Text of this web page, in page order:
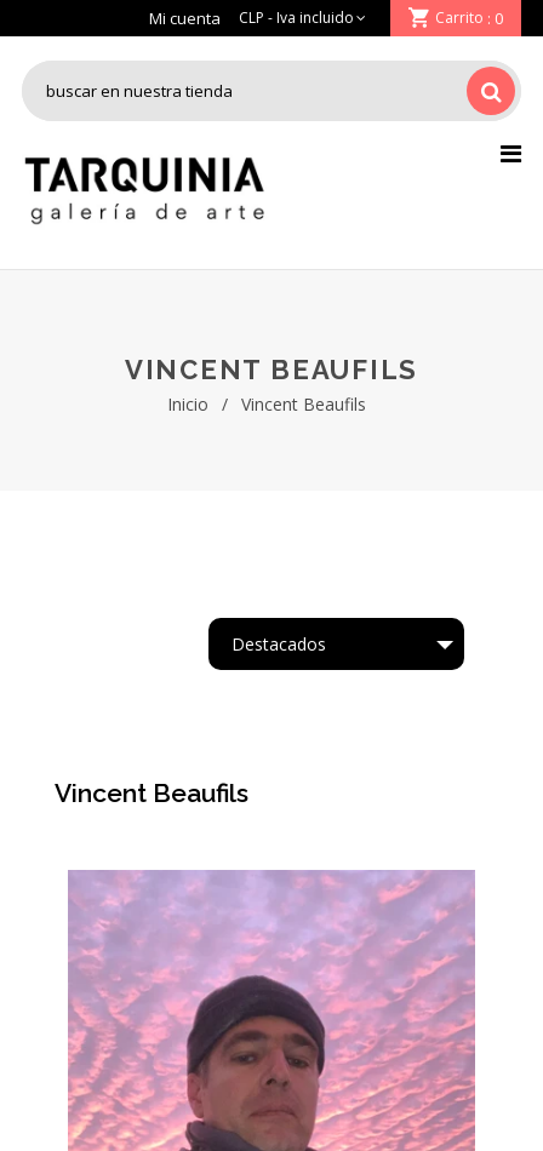
Mi cuenta Carrito : 0
VINCENT BEAUFILS
Inicio / Vincent Beaufils
Destacados
Acuarela
Cartapesta
Collage
Acrílico
Dibujo
plumón
Vincent Beaufils